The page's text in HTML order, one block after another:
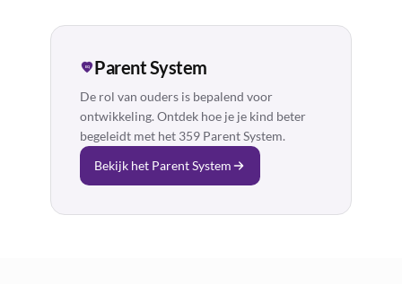
EQ Parent System
De rol van ouders is bepalend voor
ontwikkeling. Ontdek hoe je je kind beter
begeleidt met het 359 Parent System.
Bekijk het Parent System